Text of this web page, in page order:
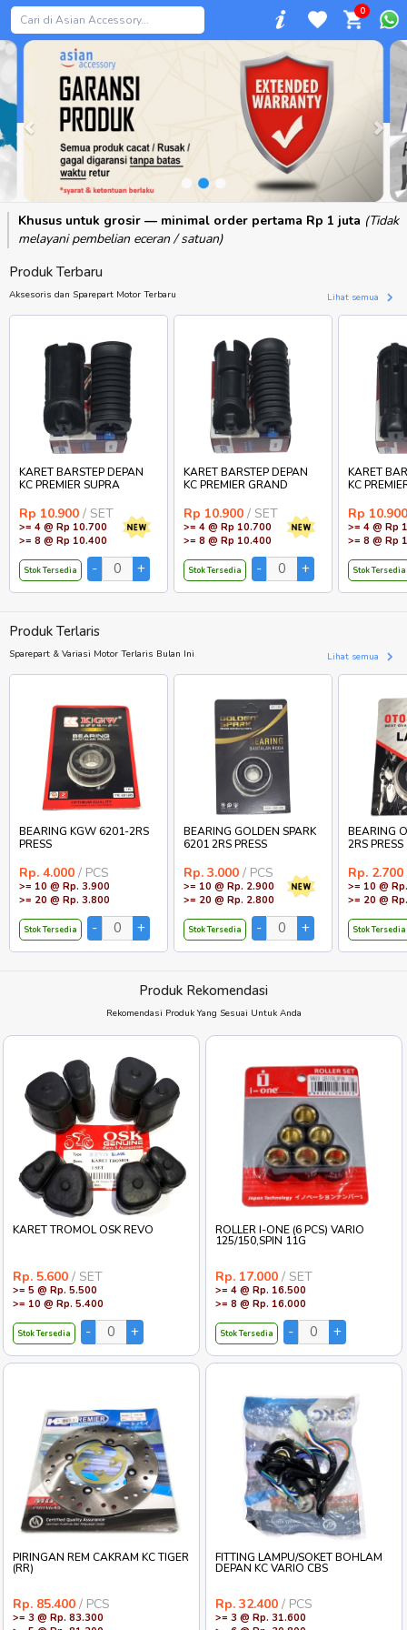
0
Previous
Khusus untuk grosir — minimal order pertama Rp 1 juta (Tidak
melayani pembelian eceran / satuan)
Produk Terbaru
Aksesoris dan Sparepart Motor Terbaru Lihat semua
KARET BARSTEP DEPAN
KC PREMIER SUPRA
Rp 10.900 / SET
>= 4 @ Rp 10.700
>= 8 @ Rp 10.400
Stok Tersedia
KARET BARSTEP DEPAN
KC PREMIER GRAND
Rp 10.900 / SET
>= 4 @ Rp 10.700
>= 8 @ Rp 10.400
Stok Tersedia
KARET
KC
Rp 10.900
>= 4 @ Rp
>= 8 @ Rp
Stok Tersedia
Produk Terlaris
Sparepart & Variasi Motor Terlaris Bulan Ini Lihat semua
BEARING KGW 6201-2RS
PRESS
Rp. 4.000 / PCS
>= 10 @ Rp. 3.900
>= 20 @ Rp. 3.800
Stok Tersedia
BEARING GOLDEN SPARK
6201 2RS PRESS
Rp. 3.000 / PCS
>= 10 @ Rp. 2.900
>= 20 @ Rp. 2.800
Stok Tersedia
BEARING
2RS PRESS
Rp. 2.700
>= 10 @
>= 20 @
Stok Tersedia
Produk Rekomendasi
Rekomendasi Produk Yang Sesuai Untuk Anda
KARET TROMOL OSK REVO
Rp. 5.600 / SET
>= 5 @ Rp. 5.500
>= 10 @ Rp. 5.400
Stok Tersedia
ROLLER I-ONE (6 PCS) VARIO
125/150,SPIN 11G
Rp. 17.000 / SET
>= 4 @ Rp. 16.500
>= 8 @ Rp. 16.000
Stok Tersedia
PIRINGAN REM CAKRAM KC TIGER
(RR)
Rp. 85.400 / PCS
>= 3 @ Rp. 83.300
FITTING LAMPU/SOKET BOHLAM
DEPAN KC VARIO CBS
Rp. 32.400 / PCS
>= 3 @ Rp. 31.600